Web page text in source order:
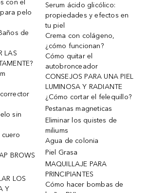
con el
pelo
de
LAS
sin
cuero
BROWS
LOS
Y
Serum ácido glicólico:
propiedades y efectos en
tu piel
Crema con colágeno,
¿cómo funcionan?
Cómo quitar el
autobronceador
CONSEJOS PARA UNA PIEL
LUMINOSA Y RADIANTE
¿Cómo cortar el felequillo?
Pestanas magneticas
Eliminar los quistes de
miliums
Agua de colonia
Piel Grasa
MAQUILLAJE PARA
PRINCIPIANTES
Cómo hacer bombas de